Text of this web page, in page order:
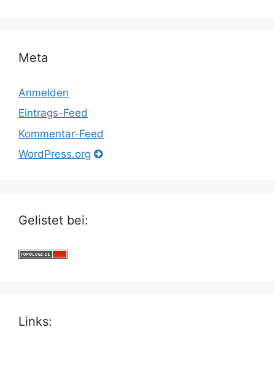
Meta
Anmelden
Eintrags-Feed
Kommentar-Feed
WordPress.org
Gelistet bei:
Links: